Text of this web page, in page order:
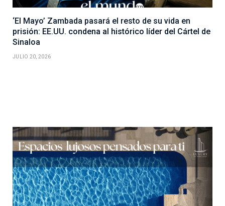
‘El Mayo’ Zambada pasará el resto de su vida en
prisión: EE.UU. condena al histórico líder del Cártel de
Sinaloa
JULIO 20, 2026